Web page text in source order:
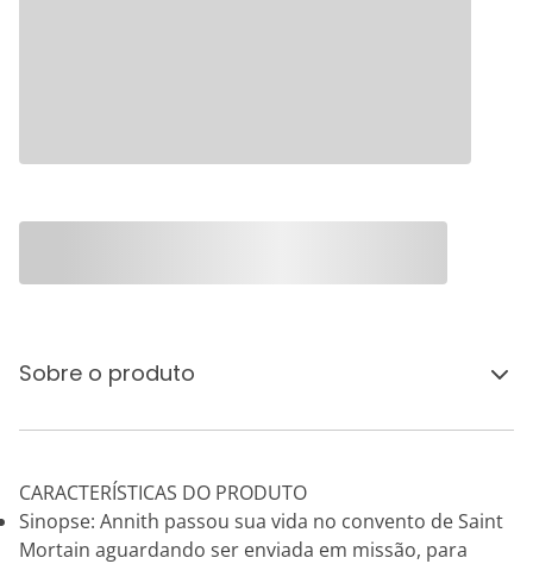
Sobre o produto
CARACTERÍSTICAS DO PRODUTO
Sinopse: Annith passou sua vida no convento de Saint
Mortain aguardando ser enviada em missão, para